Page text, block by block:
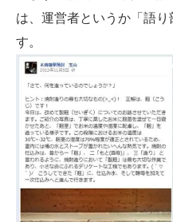
は、運営者というか「語
す。